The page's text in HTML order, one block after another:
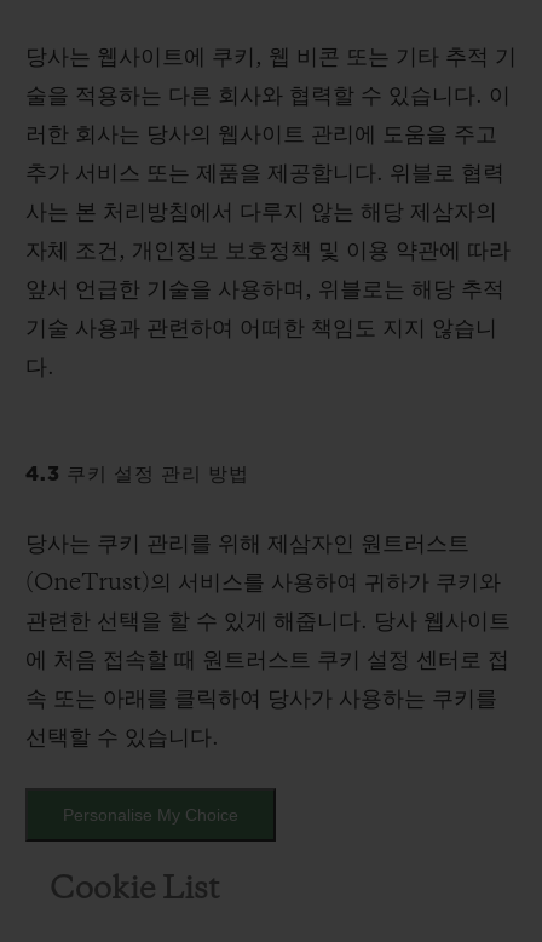
당사는 웹사이트에 쿠키, 웹 비콘 또는 기타 추적 기
술을 적용하는 다른 회사와 협력할 수 있습니다. 이
러한 회사는 당사의 웹사이트 관리에 도움을 주고
추가 서비스 또는 제품을 제공합니다. 위블로 협력
사는 본 처리방침에서 다루지 않는 해당 제삼자의
자체 조건, 개인정보 보호정책 및 이용 약관에 따라
앞서 언급한 기술을 사용하며, 위블로는 해당 추적
기술 사용과 관련하여 어떠한 책임도 지지 않습니
다.
4.3 쿠키 설정 관리 방법
당사는 쿠키 관리를 위해 제삼자인 원트러스트
(OneTrust)의 서비스를 사용하여 귀하가 쿠키와
관련한 선택을 할 수 있게 해줍니다. 당사 웹사이트
에 처음 접속할 때 원트러스트 쿠키 설정 센터로 접
속 또는 아래를 클릭하여 당사가 사용하는 쿠키를
선택할 수 있습니다.
Personalise My Choice
Cookie List